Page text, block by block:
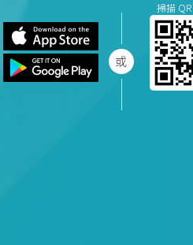
掃描